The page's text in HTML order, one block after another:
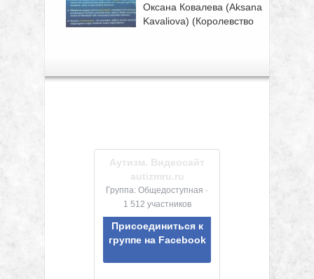
Оксана Ковалева (Aksana
Kavaliova) (Королевство
Аутизм. Видеосайт
autizmru.ru
Группа: Общедоступная ·
1 512 участников
Присоединиться к
группе на Facebook